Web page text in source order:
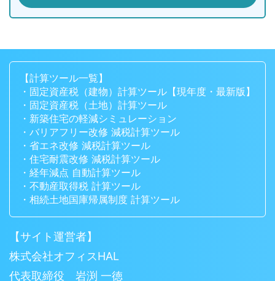
【計算ツール一覧】
・固定資産税（建物）計算ツール【現年度・最新版】
・固定資産税（土地）計算ツール
・新築住宅の軽減シミュレーション
・バリアフリー改修 減税計算ツール
・省エネ改修 減税計算ツール
・住宅耐震改修 減税計算ツール
・経年減点 自動計算ツール
・不動産取得税 計算ツール
・相続土地国庫帰属制度 計算ツール
【サイト運営者】
株式会社オフィスHAL
代表取締役 岩渕 一徳